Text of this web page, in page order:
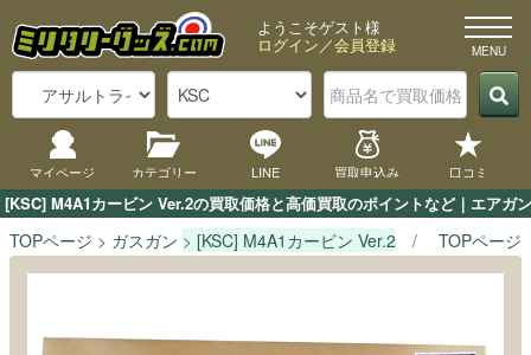
[KSC] M4A1カービン Ver.2の買取価格と高価買取のポイントなど｜エアガ
ようこそゲスト様
ログイン／会員登録
マイページ カテゴリー LINE 買取申込み 口コミ
TOPページ ガスガン [KSC] M4A1カービン Ver.2 TOPページ